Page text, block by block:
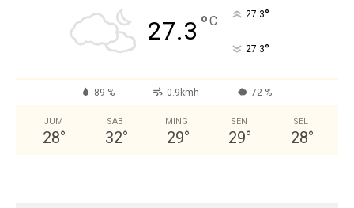
27.3 °C 27.3°
27.3°
89 % 0.9kmh 72 %
JUM
28°
SAB
32°
MING
29°
SEN
29°
SEL
28°